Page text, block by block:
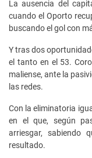
La ausencia del
cuando el Oporto
buscando el gol con
Y tras dos
el tanto en el 53.
maliense, ante la
las redes.
Con la eliminatoria
en el que, según
arriesgar, sabiendo
resultado.